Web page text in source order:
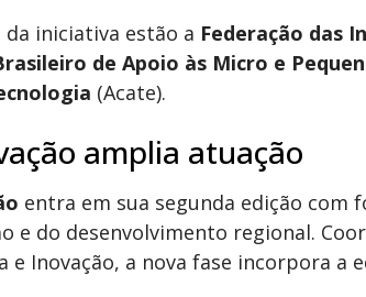
iniciativa estão a Federação das
de Apoio às Micro e
(Acate).
amplia atuação
entra em sua segunda edição com
e do desenvolvimento regional.
e Inovação, a nova fase incorpora a